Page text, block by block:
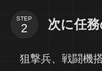
STEP 次に任
狙撃兵、戦闘機